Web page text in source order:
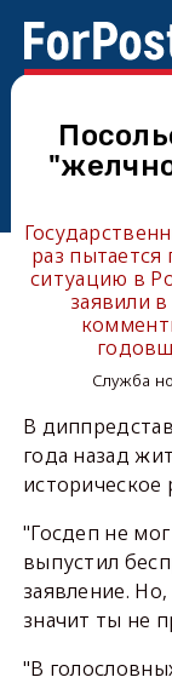
раз
ситуацию в
заявили
Служба
В
года назад
историческое
"Госдеп не
выпустил
заявление.
значит ты не
"В